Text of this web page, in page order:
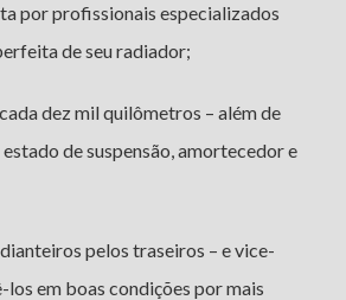
por profissionais especializados
de seu radiador;
dez mil quilômetros – além de
de suspensão, amortecedor e
pelos traseiros – e vice-
los em boas condições por mais